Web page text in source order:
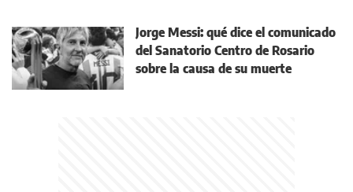
Jorge Messi: qué dice el comunicado
del Sanatorio Centro de Rosario
sobre la causa de su muerte